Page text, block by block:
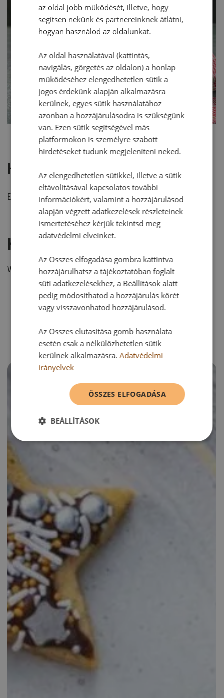
Hozzászólások
Ehhez a recepthez még nem érkezett hozzászólás.
Hozzászólás írása
Vélemény írásához, kérjük, jelentkezz be!
RECEPTAJÁNLÓ
az oldal jobb működését, illetve, hogy
segítsen nekünk és partnereinknek átlátni,
hogyan használod az oldalunkat.
Az oldal használatával (kattintás,
navigálás, görgetés az oldalon) a honlap
működéséhez elengedhetetlen sütik a
jogos érdekünk alapján alkalmazásra
kerülnek, egyes sütik használatához
azonban a hozzájárulásodra is szükségünk
van. Ezen sütik segítségével más
platformokon is személyre szabott
hirdetéseket tudunk megjeleníteni neked.
Az elengedhetetlen sütikkel, illetve a sütik
eltávolításával kapcsolatos további
információkért, valamint a hozzájárulásod
alapján végzett adatkezelések részleteinek
ismertetéséhez kérjük tekintsd meg
adatvédelmi elveinket.
Az Összes elfogadása gombra kattintva
hozzájárulhatsz a tájékoztatóban foglalt
süti adatkezelésekhez, a Beállítások alatt
pedig módosíthatod a hozzájárulás körét
vagy visszavonhatod hozzájárulásod.
Az Összes elutasítása gomb használata
esetén csak a nélkülözhetetlen sütik
kerülnek alkalmazásra.Adatvédelmi
irányelvek
ÖSSZES ELFOGADÁSA
BEÁLLÍTÁSOK